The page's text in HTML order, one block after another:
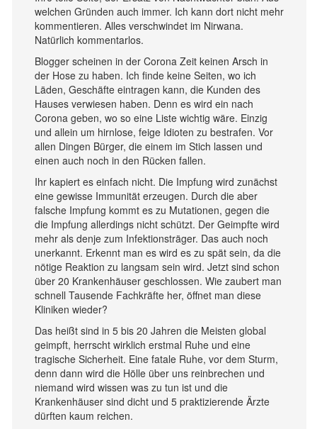
welchen Gründen auch immer. Ich kann dort nicht mehr
kommentieren. Alles verschwindet im Nirwana.
Natürlich kommentarlos.
Blogger scheinen in der Corona Zeit keinen Arsch in
der Hose zu haben. Ich finde keine Seiten, wo ich
Läden, Geschäfte eintragen kann, die Kunden des
Hauses verwiesen haben. Denn es wird ein nach
Corona geben, wo so eine Liste wichtig wäre. Einzig
und allein um hirnlose, feige Idioten zu bestrafen. Vor
allen Dingen Bürger, die einem im Stich lassen und
einen auch noch in den Rücken fallen.
Ihr kapiert es einfach nicht. Die Impfung wird zunächst
eine gewisse Immunität erzeugen. Durch die aber
falsche Impfung kommt es zu Mutationen, gegen die
die Impfung allerdings nicht schützt. Der Geimpfte wird
mehr als denje zum Infektionsträger. Das auch noch
unerkannt. Erkennt man es wird es zu spät sein, da die
nötige Reaktion zu langsam sein wird. Jetzt sind schon
über 20 Krankenhäuser geschlossen. Wie zaubert man
schnell Tausende Fachkräfte her, öffnet man diese
Kliniken wieder?
Das heißt sind in 5 bis 20 Jahren die Meisten global
geimpft, herrscht wirklich erstmal Ruhe und eine
tragische Sicherheit. Eine fatale Ruhe, vor dem Sturm,
denn dann wird die Hölle über uns reinbrechen und
niemand wird wissen was zu tun ist und die
Krankenhäuser sind dicht und 5 praktizierende Ärzte
dürften kaum reichen.